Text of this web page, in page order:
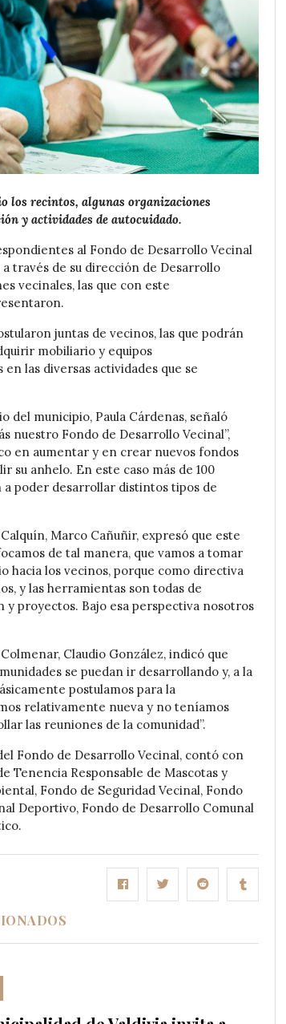
los recintos, algunas organizaciones
y actividades de autocuidado.
al Fondo de Desarrollo Vecinal
través de su dirección de Desarrollo
vecinales, las que con este
juntas de vecinos, las que podrán
mobiliario y equipos
las diversas actividades que se
municipio, Paula Cárdenas, señaló
nuestro Fondo de Desarrollo Vecinal”,
en aumentar y en crear nuevos fondos
su anhelo. En este caso más de 100
a poder desarrollar distintos tipos de
Marco Cañuñir, expresó que este
de tal manera, que vamos a tomar
hacia los vecinos, porque como directiva
y las herramientas son todas de
proyectos. Bajo esa perspectiva nosotros
Claudio González, indicó que
se puedan ir desarrollando y, a la
postulamos para la
relativamente nueva y no teníamos
las reuniones de la comunidad”.
Fondo de Desarrollo Vecinal, contó con
Tenencia Responsable de Mascotas y
Fondo de Seguridad Vecinal, Fondo
Deportivo, Fondo de Desarrollo Comunal